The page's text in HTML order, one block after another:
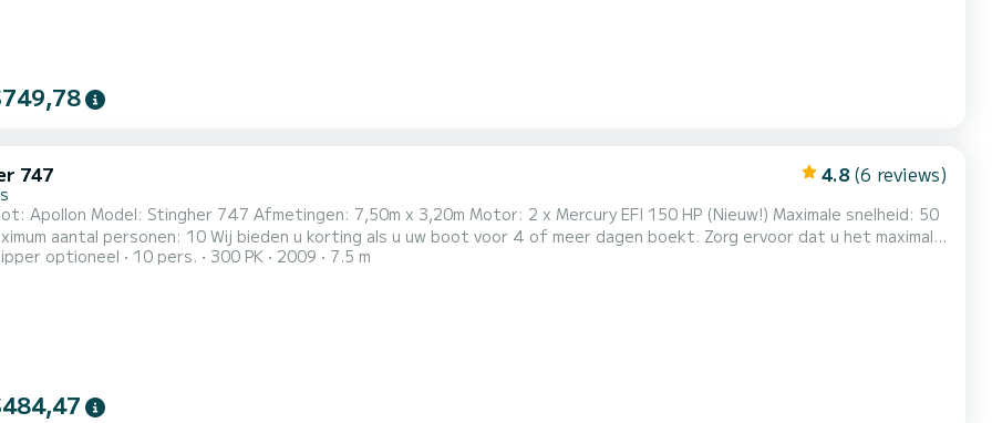
747 4.8 (6 reviews)
Apollon Model: Stingher 747 Afmetingen: 7,50m x 3,20m Motor: 2 x Mercury EFI 150 HP (Nieuw!) Maximale snelheid: 50
10 Wij bieden u korting als u uw boot voor 4 of meer dagen boekt. Zorg ervoor dat u het maximale
Met een vaarbewijs of met een professionele schipper. Met deze boot kunt u heel Paxos en
optioneel 10 pers. 300 PK 2009 7.5 m